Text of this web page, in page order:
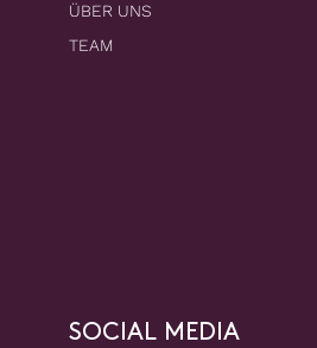
ÜBER UNS
TEAM
SOCIAL MEDIA